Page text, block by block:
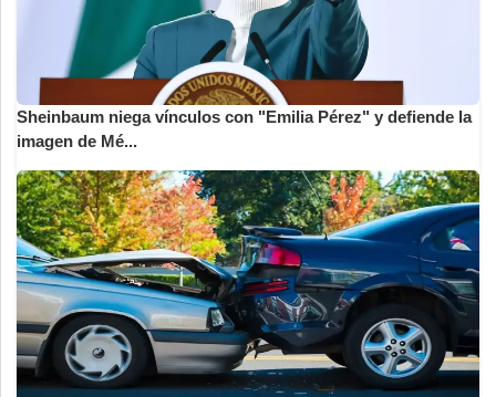
Sheinbaum niega vínculos con "Emilia Pérez" y defiende la
imagen de Mé...